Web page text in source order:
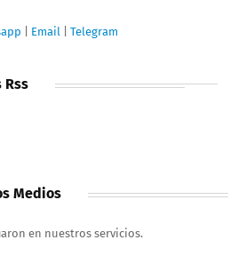
Email Telegram
Rss
Medios
en nuestros servicios.